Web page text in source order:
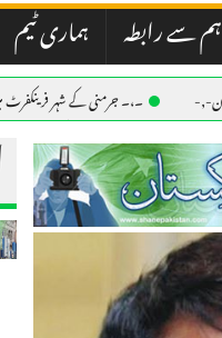
ہم سے رابطہ ہماری ٹیم
,- ۔،۔ جرمنی کے شہر فرینکفرٹ
پر لڑائی،نوجوان چاقو کے وار سے